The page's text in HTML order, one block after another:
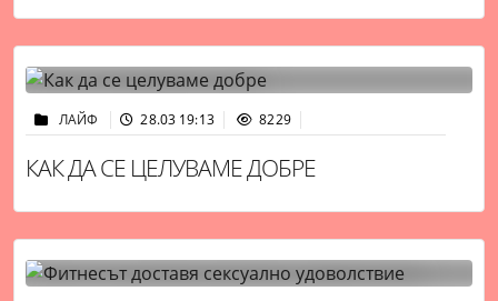
ЛАЙФ 28.03 19:13 8229
КАК ДА СЕ ЦЕЛУВАМЕ ДОБРЕ